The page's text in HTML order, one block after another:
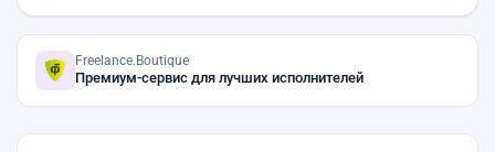
Freelance.Boutique
Премиум-сервис для лучших исполнителей